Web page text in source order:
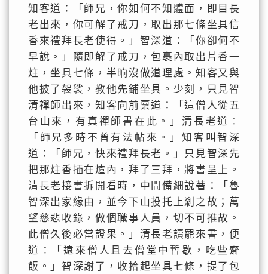
知客道：「師兄，你如何不知體面，即目長
老出來，你可解了戒刀，取出那七條坐具信
香來禮拜長老使得。」智深道：「你卻何不
早說。」隨即解了戒刀，包裹內取出片香一
炷，坐具七條，半晌沒做道理處。知客又與
他披了袈裟，教他先鋪坐具。少刻，只見智
清禪師出來，知客向前稟道：「這僧人從五
台山來，有真禪師書在此。」清長老道：
「師兄多時不曾有法帖來。」知客叫智深
道：「師兄，快來禮拜長老。」只見智深先
把那炷香插在爐內，拜了三拜，將書呈上。
清長老接書拆開看時，中間備細說著：「魯
智深出家緣由，並今下山投托上剎之故；萬
望慈悲收錄，做個職事人員，切不可推故。
此僧久後必當證果。」清長老讀罷來書，便
道：「遠來僧人且去僧堂中暫歇，吃些齋
飯。」智深謝了，收拾起坐具七條，提了包